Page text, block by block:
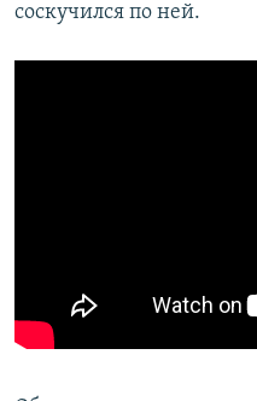
соскучился по ней.